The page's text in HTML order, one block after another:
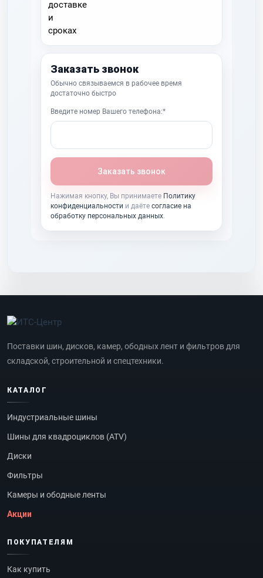
Заказать звонок
Обычно связываемся в рабочее время
достаточно быстро
Введите номер Вашего телефона:*
Заказать звонок
Нажимая кнопку, Вы принимаете Политику
конфиденциальности и даёте согласие на
обработку персональных данных.
Поставки шин, дисков, камер, ободных лент и фильтров для
складской, строительной и спецтехники.
КАТАЛОГ
Индустриальные шины
Шины для квадроциклов (ATV)
Диски
Фильтры
Камеры и ободные ленты
Акции
ПОКУПАТЕЛЯМ
Как купить